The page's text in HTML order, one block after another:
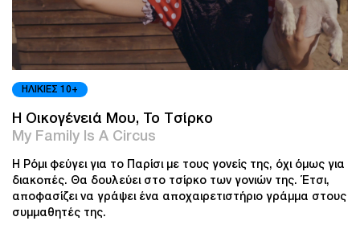
ΗΛΙΚΙΕΣ 10+
Η Οικογένειά Μου, To Τσίρκο
My Family Is A Circus
Η Ρόμι φεύγει για το Παρίσι με τους γονείς της, όχι όμως για
διακοπές. Θα δουλεύει στο τσίρκο των γονιών της. Έτσι,
αποφασίζει να γράψει ένα αποχαιρετιστήριο γράμμα στους
συμμαθητές της.